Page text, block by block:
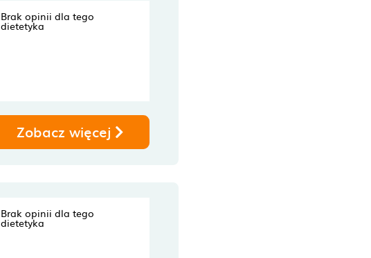
Brak opinii dla tego
dietetyka
Zobacz więcej
Brak opinii dla tego
dietetyka